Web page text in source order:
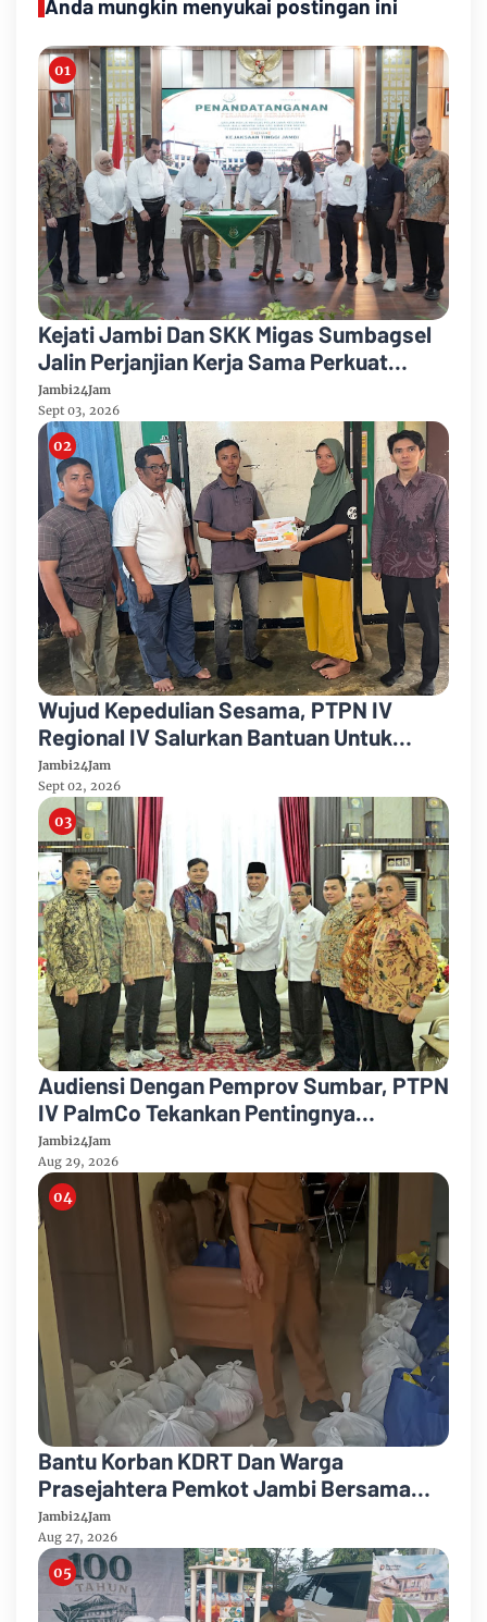
Anda mungkin menyukai postingan ini
Kejati Jambi Dan SKK Migas Sumbagsel
Jalin Perjanjian Kerja Sama Perkuat
Kepastian Hukum
Jambi24Jam
Sept 03, 2026
Wujud Kepedulian Sesama, PTPN IV
Regional IV Salurkan Bantuan Untuk
Pengobatan Putri Karyawan Pemanen
Jambi24Jam
Sept 02, 2026
Audiensi Dengan Pemprov Sumbar, PTPN
IV PalmCo Tekankan Pentingnya
Harmonisasi Operasional Kebun
Jambi24Jam
Aug 29, 2026
Bantu Korban KDRT Dan Warga
Prasejahtera Pemkot Jambi Bersama
PTPN IV Regional IV Salurkan Paket
Sembako
Jambi24Jam
Aug 27, 2026